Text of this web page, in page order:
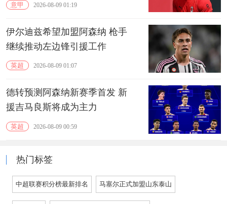
意甲 2026-08-09 01:19
伊尔迪兹希望加盟阿森纳 枪手
继续推动左边锋引援工作
英超 2026-08-09 01:07
德转预测阿森纳新赛季首发 新
援吉马良斯将成为主力
英超 2026-08-09 00:59
热门标签
中超联赛积分榜最新排名 马塞尔正式加盟山东泰山